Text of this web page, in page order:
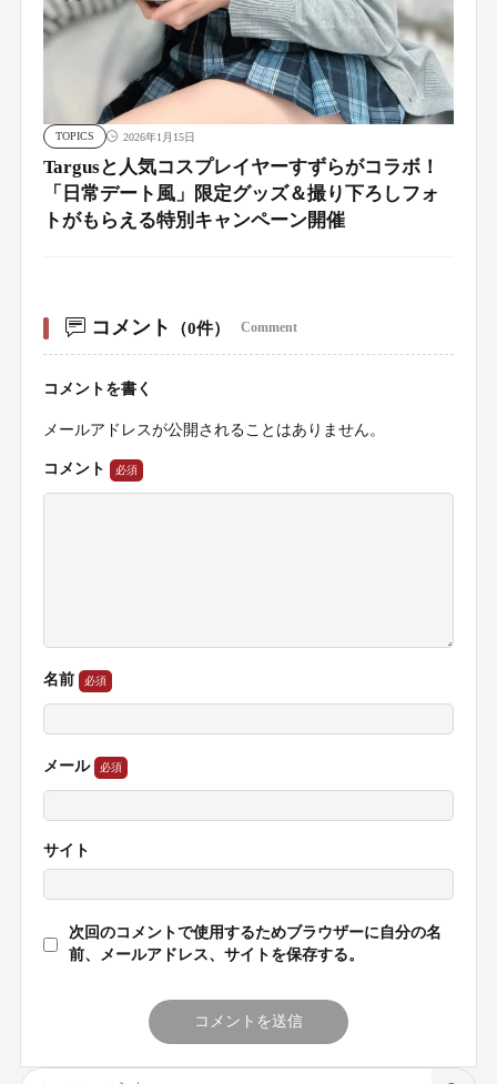
TOPICS 2026年1月15日
Targusと人気コスプレイヤーすずらがコラボ！
「日常デート風」限定グッズ＆撮り下ろしフォ
トがもらえる特別キャンペーン開催
コメント （0件） Comment
コメントを書く
メールアドレスが公開されることはありません。
コメント
名前
メール
サイト
次回のコメントで使用するためブラウザーに自分の名
前、メールアドレス、サイトを保存する。